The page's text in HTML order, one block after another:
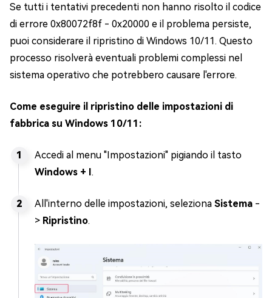
Se tutti i tentativi precedenti non hanno risolto il codice
di errore 0x80072f8f - 0x20000 e il problema persiste,
puoi considerare il ripristino di Windows 10/11. Questo
processo risolverà eventuali problemi complessi nel
sistema operativo che potrebbero causare l'errore.
Come eseguire il ripristino delle impostazioni di
fabbrica su Windows 10/11:
Accedi al menu "Impostazioni" pigiando il tasto
Windows + I.
All'interno delle impostazioni, seleziona Sistema -
> Ripristino.